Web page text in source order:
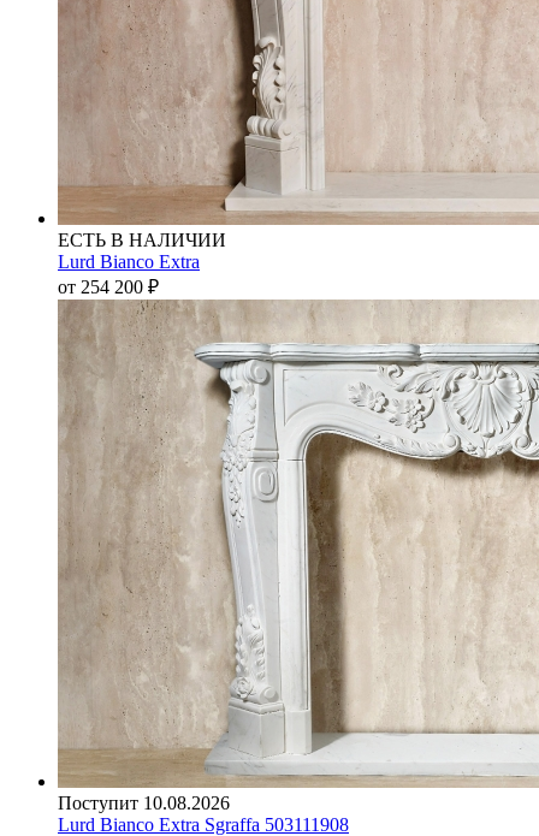
ЕСТЬ В НАЛИЧИИ
Lurd Bianco Extra
от 254 200 ₽
Поступит 10.08.2026
Lurd Bianco Extra Sgraffa 503111908